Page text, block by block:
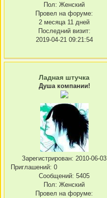
Пол: Женский
Провел на форуме:
2 месяца 11 дней
Последний визит:
2019-04-21 09:21:54
Ладная штучка
Душа компании!
Зарегистрирован: 2010-06-03
Приглашений: 0
Сообщений: 5405
Пол: Женский
Провел на форуме: